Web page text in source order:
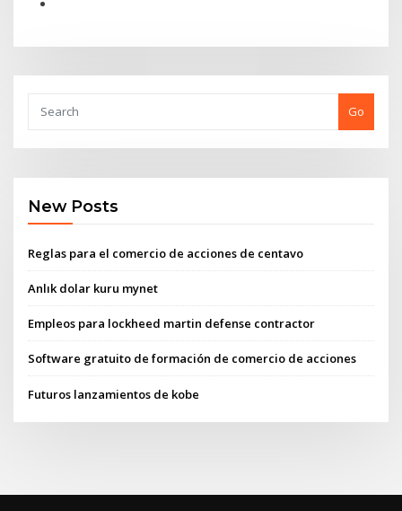
Go
New Posts
Reglas para el comercio de acciones de centavo
Anlık dolar kuru mynet
Empleos para lockheed martin defense contractor
Software gratuito de formación de comercio de acciones
Futuros lanzamientos de kobe